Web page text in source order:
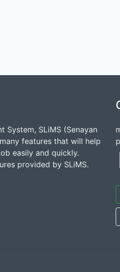
System, SLiMS (Senayan
features that will help
easily and quickly.
provided by SLiMS.